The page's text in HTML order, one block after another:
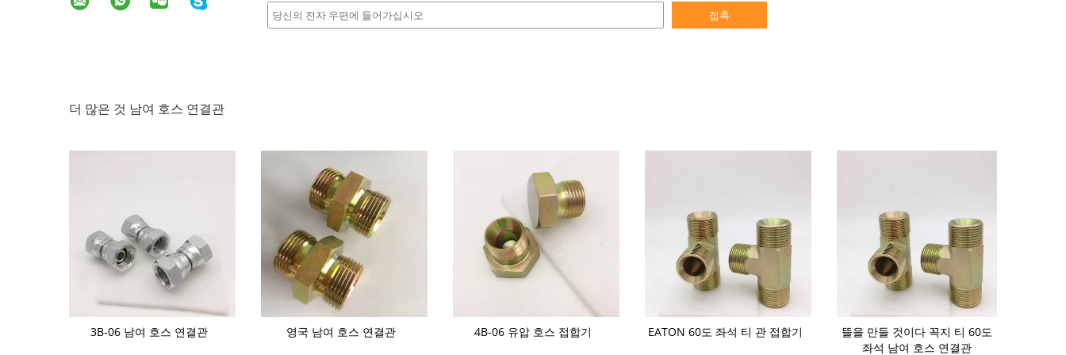
접촉
더 많은 것 남여 호스 연결관
3B-06 남여 호스 연결관 영국 남여 호스 연결관 4B-06 유압 호스 접합기 EATON 60도 좌석 티 관 접합기
뜰을 만들 것이다 꼭지 티 60도
좌석 남여 호스 연결관